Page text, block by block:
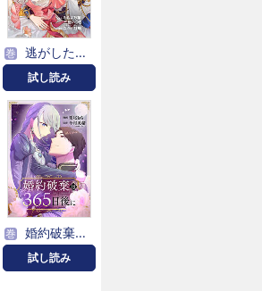
巻 逃がした魚は大きかったが釣りあげた魚が大きすぎた件（コミック）【分冊版】
試し読み
巻 婚約破棄は365日後に
試し読み